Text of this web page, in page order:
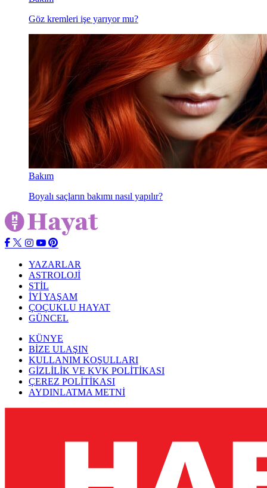
Göz kremleri işe yarıyor mu?
Bakım
Boyalı saçların bakımı nasıl yapılır?
YAZARLAR
ASTROLOJİ
STİL
İYİ YAŞAM
ÇOÇUKLU HAYAT
GÜNCEL
KÜNYE
BİZE ULAŞIN
KULLANIM KOŞULLARI
GİZLİLİK VE KVK POLİTİKASI
ÇEREZ POLİTİKASI
AYDINLATMA METNİ